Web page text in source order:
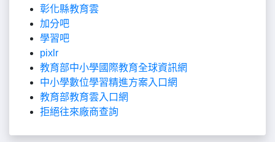
彰化縣教育雲
加分吧
學習吧
pixlr
教育部中小學國際教育全球資訊網
中小學數位學習精進方案入口網
教育部教育雲入口網
拒絕往來廠商查詢